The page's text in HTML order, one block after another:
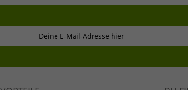
Deine E-Mail-Adresse hier